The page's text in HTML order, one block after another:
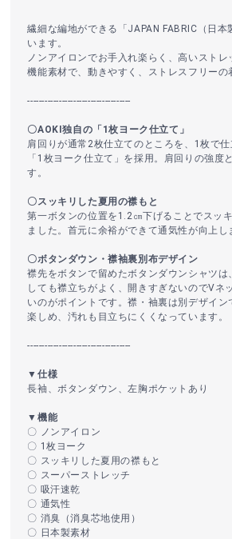
繊細な編地ができる「JAPAN FABRIC（日本
います。
ノンアイロンでお手入れ楽らく、高いスト
機能素材で、動きやすく、ストレスフリーの
------------------------------------
〇AOKI独自の「1枚ヨーク仕立て」
肩回りが通常2枚仕立てのところを、1枚で
「1枚ヨーク仕立て」を採用。肩回りの強度
す。
〇スッキリした夏用の襟もと
第一ボタンの位置を1.2㎝下げることでスッ
ました。首元に余裕ができて通気性が向上し
〇ボタンダウン・襟袖裏別布デザイン
襟先をボタンで留めたボタンダウンシャツは
しても襟立ちがよく、開きすぎないのでVネ
いのがポイントです。襟・袖裏は別デザイン
楽しめ、汚れも目立ちにくくなっています。
------------------------------------
▼仕様
長袖、ボタンダウン、左胸ポケットあり
▼機能
〇 ノンアイロン
〇 1枚ヨーク
〇 スッキリした夏用の襟もと
〇 スーパーストレッチ
〇 吸汗速乾
〇 通気性
〇 消臭（消臭芯地使用）
〇 日本製素材